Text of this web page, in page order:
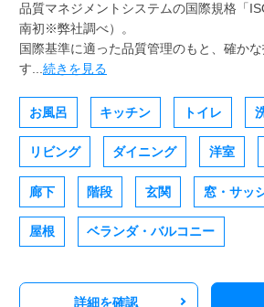
品質マネジメントシステムの国際規格「
南初※弊社調べ）。
国際基準に適った品質管理のもと、確か
す... 続きを見る
お風呂 キッチン トイレ
リビング ダイニング 洋室
廊下 階段 玄関 窓・サッ
屋根 ベランダ・バルコニー
詳細を確認